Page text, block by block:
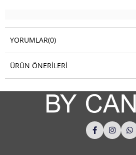
YORUMLAR(0)
ÜRÜN ÖNERILERI